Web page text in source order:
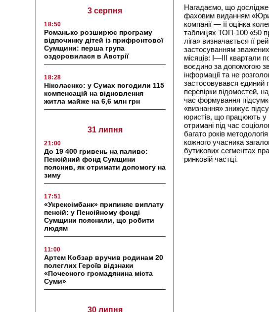
3 серпня
18:50
Романько розширює програму
відпочинку дітей із прифронтової
Сумщини: перша група
оздоровилася в Австрії
18:28
Ніколаєнко: у Сумах погодили 115
компенсацій на відновлення
житла майже на 6,6 млн грн
31 липня
21:00
До 19 400 гривень на паливо:
Пенсійний фонд Сумщини
пояснив, як отримати допомогу на
зиму
17:51
«Укрексімбанк» припиняє виплату
пенсій: у Пенсійному фонді
Сумщини пояснили, що робити
людям
11:00
Артем Кобзар вручив родинам 20
полеглих Героїв відзнаки
«Почесного громадянина міста
Суми»
30 липня
Нагадаємо, що
фаховим виданням
компанії — її оцінка
таблицях ТОП-100 «50
ліга» визначається її
застосуванням
місяців: I—III квартали
воєдино за допомогою
інформації та не
застосовувався єдиний
перевірки відомостей,
час формування
«визнання» знижує
юристів, що працюють у
отримані під час
багато років
кожного учасника
бутикових сегментах
ринковій частці.